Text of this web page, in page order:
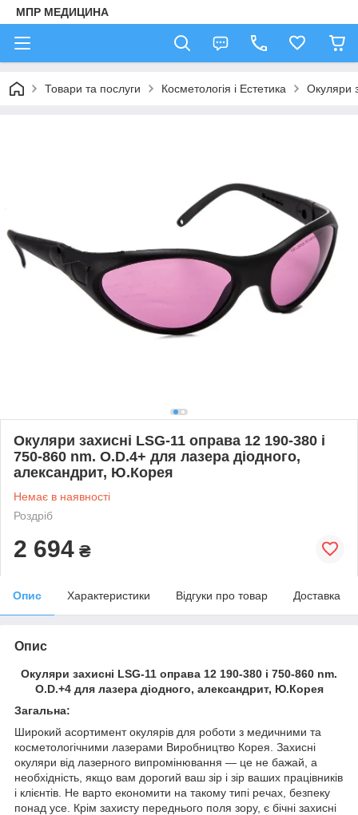
МПР МЕДИЦИНА
Товари та послуги Косметологія і Естетика Окуляри
Окуляри захисні LSG-11 оправа 12 190-380 і
750-860 nm. O.D.4+ для лазера діодного,
александрит, Ю.Корея
Немає в наявності
Роздріб
2 694 ₴
Опис Характеристики Відгуки про товар Доставка
Опис
Окуляри захисні LSG-11 оправа 12 190-380 і 750-860 nm.
O.D.+4 для лазера діодного, александрит, Ю.Корея
Загальна:
Широкий асортимент окулярів для роботи з медичними та
косметологічними лазерами Виробництво Корея. Захисні
окуляри від лазерного випромінювання — це не бажай, а
необхідність, якщо вам дорогий ваш зір і зір ваших працівників
і клієнтів. Не варто економити на такому типі речах, безпеку
понад усе. Крім захисту переднього поля зору, є бічні захисні